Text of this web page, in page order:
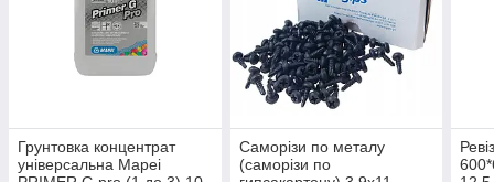
Грунтовка концентрат
універсальна Mapei
Саморізи по металу
(саморізи по